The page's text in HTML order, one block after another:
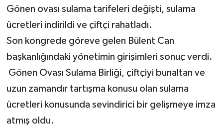
Gönen ovası sulama tarifeleri değişti, sulama
ücretleri indirildi ve çiftçi rahatladı.
Son kongrede göreve gelen Bülent Can
başkanlığındaki yönetimin girişimleri sonuç verdi.
Gönen Ovası Sulama Birliği, çiftçiyi bunaltan ve
uzun zamandır tartışma konusu olan sulama
ücretleri konusunda sevindirici bir gelişmeye imza
atmış oldu.